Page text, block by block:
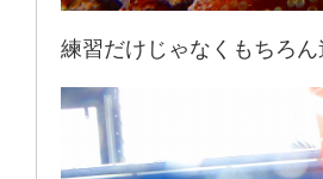
練習だけじゃなくもちろ